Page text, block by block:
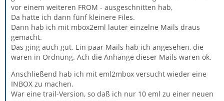
vor einem weiteren FROM - ausgeschnitten hab,
Da hatte ich dann fünf kleinere Files.
Dann hab ich mit mbox2eml lauter einzelne Mails draus
gemacht.
Das ging auch gut. Ein paar Mails hab ich angesehen, die
waren in Ordnung. Ach die Anhänge dieser Mails waren ok.
Anschließend hab ich mit eml2mbox versucht wieder eine
INBOX zu machen.
War eine trail-Version, so daß ich nur 10 eml zu einer neuen